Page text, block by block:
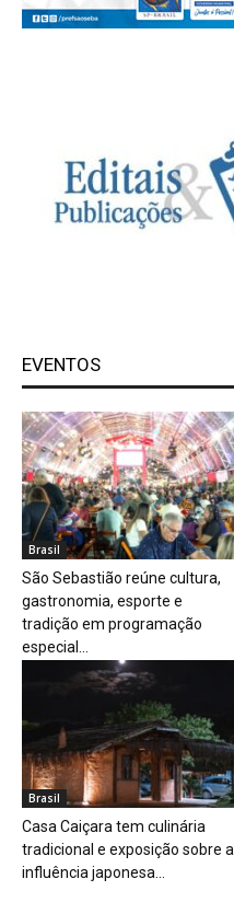
EVENTOS
Brasil
São Sebastião reúne cultura,
gastronomia, esporte e
tradição em programação
especial...
Brasil
Casa Caiçara tem culinária
tradicional e exposição sobre a
influência japonesa...